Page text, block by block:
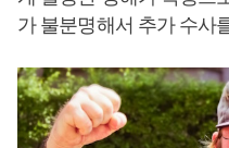
가 불분명해서 추가 수사